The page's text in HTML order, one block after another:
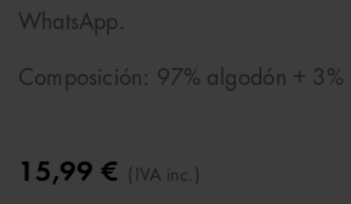
WhatsApp.
Composición: 97% algodón + 3%
15,99 € (IVA inc.)